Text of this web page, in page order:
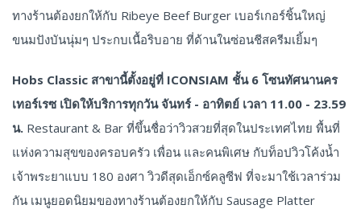
ทางร้านต้องยกให้กับ Ribeye Beef Burger เบอร์เกอร์ชิ้นใหญ่
ขนมปังบันนุ่มๆ ประกบเนื้อริบอาย ที่ด้านในซ่อนชีสครีมเยิ้มๆ
Hobs Classic สาขานี้ตั้งอยู่ที่ ICONSIAM ชั้น 6 โซนทัศนานคร
เทอร์เรซ เปิดให้บริการทุกวัน จันทร์ - อาทิตย์ เวลา 11.00 - 23.59
น. Restaurant & Bar ที่ขึ้นชื่อว่าวิวสวยที่สุดในประเทศไทย พื้นที่
แห่งความสุขของครอบครัว เพื่อน และคนพิเศษ กับท็อปวิวโค้งน้ำ
เจ้าพระยาแบบ 180 องศา วิวดีสุดเอ็กซ์คลูซีฟ ที่จะมาใช้เวลาร่วม
กัน เมนูยอดนิยมของทางร้านต้องยกให้กับ Sausage Platter